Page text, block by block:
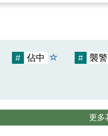
# 佔中 # 襲警
更多